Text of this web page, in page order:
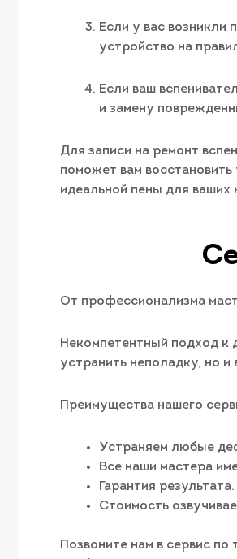
Если у вас
устройство на
Если ваш
и замену
Для записи на ремонт
поможет вам
идеальной пены для ваших
От профессионализма
Некомпетентный подход к
устранить неполадку, но
Преимущества нашего
Устраняем любые
Все наши мастера
Гарантия результата.
Стоимость
Позвоните нам в сервис